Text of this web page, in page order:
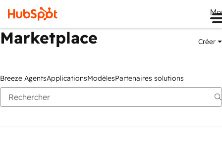
Marketplace Créer
Breeze AgentsApplicationsModèlesPartenaires solutions